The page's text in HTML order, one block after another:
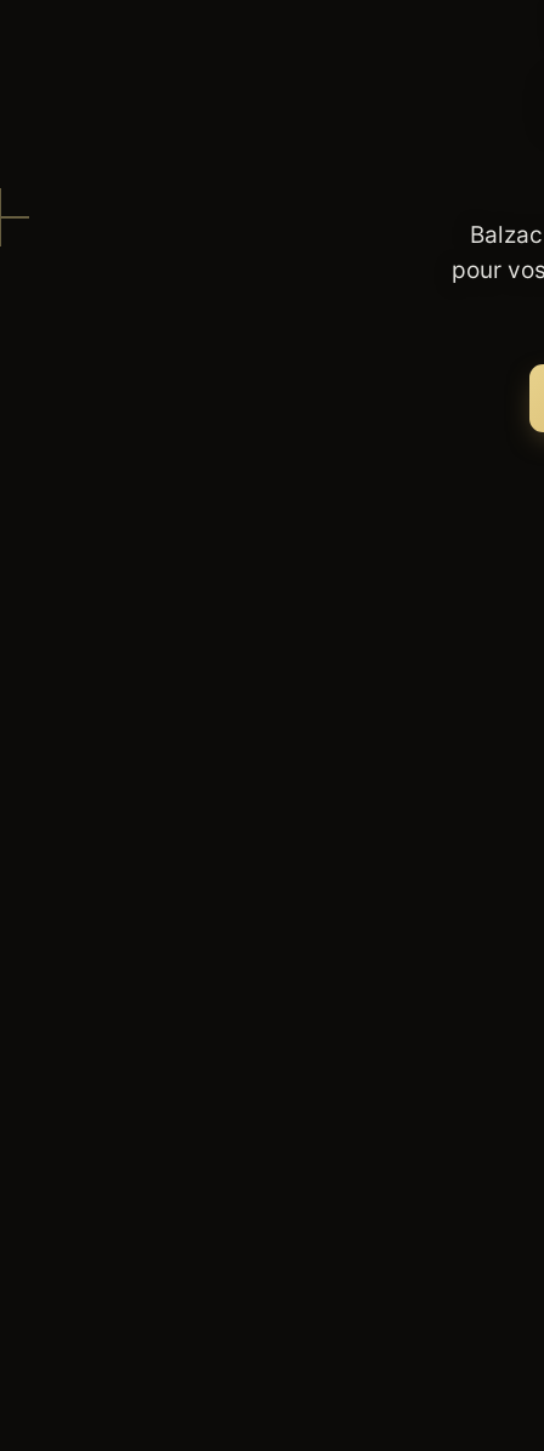
pour